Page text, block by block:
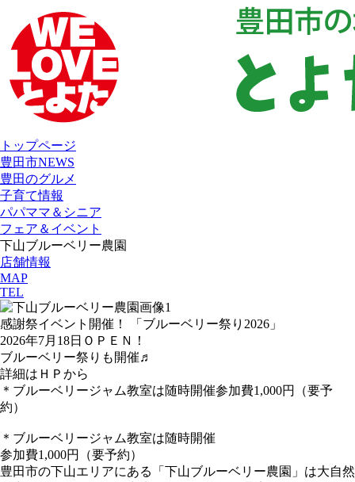
トップページ
豊田市NEWS
豊田のグルメ
子育て情報
パパママ＆シニア
フェア＆イベント
下山ブルーベリー農園
店舗情報
MAP
TEL
感謝祭イベント開催！ 「ブルーベリー祭り2026」
2026年7月18日ＯＰＥＮ！
ブルーベリー祭りも開催♬
詳細はＨＰから
＊ブルーベリージャム教室は随時開催参加費1,000円（要予
約）
＊ブルーベリージャム教室は随時開催
参加費1,000円（要予約）
豊田市の下山エリアにある「下山ブルーベリー農園」は大自然